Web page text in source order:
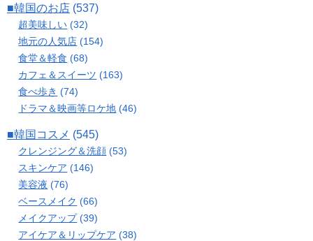
■韓国のお店 (537)
超美味しい (32)
地元の人気店 (154)
食堂＆軽食 (68)
カフェ＆スイーツ (163)
食べ歩き (74)
ドラマ＆映画等ロケ地 (46)
■韓国コスメ (545)
クレンジング＆洗顔 (53)
スキンケア (146)
美容液 (76)
ベースメイク (66)
メイクアップ(39)
アイケア＆リップケア (38)